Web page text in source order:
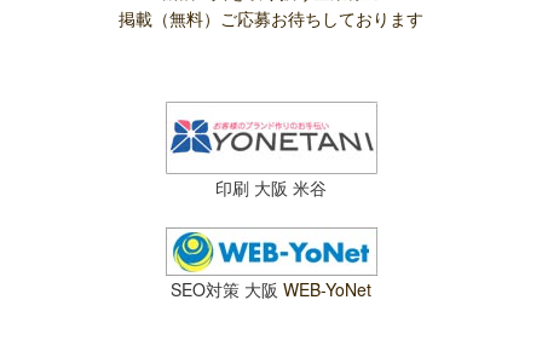
掲載（無料）ご応募お待ちしております
印刷 大阪 米谷
SEO対策 大阪 WEB-YoNet